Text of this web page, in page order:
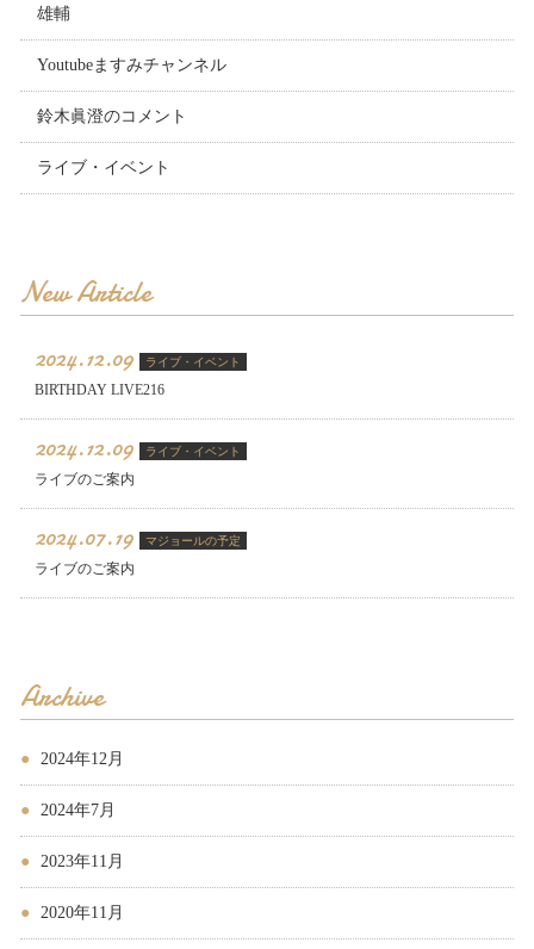
雄輔
Youtubeますみチャンネル
鈴木眞澄のコメント
ライブ・イベント
New Article
2024.12.09 ライブ・イベント
BIRTHDAY LIVE216
2024.12.09 ライブ・イベント
ライブのご案内
2024.07.19 マジョールの予定
ライブのご案内
Archive
2024年12月
2024年7月
2023年11月
2020年11月